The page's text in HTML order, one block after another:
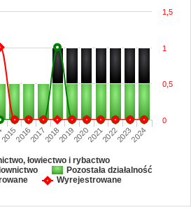
2015201620172018201920202021202220232024
0
0,5
1
1,5
łowiectwo i rybactwo
Pozostała działalność
Wyrejestrowane